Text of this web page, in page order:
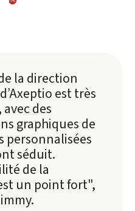
la direction
est très
des
graphiques de
personnalisées
séduit.
de la
un point fort",